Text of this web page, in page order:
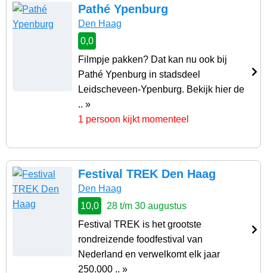
Pathé Ypenburg
Den Haag
0,0
Filmpje pakken? Dat kan nu ook bij
Pathé Ypenburg in stadsdeel
Leidscheveen-Ypenburg. Bekijk hier de
.. »
1 persoon kijkt momenteel
Festival TREK Den Haag
Den Haag
10,0
28 t/m 30 augustus
Festival TREK is het grootste
rondreizende foodfestival van
Nederland en verwelkomt elk jaar
250.000 .. »